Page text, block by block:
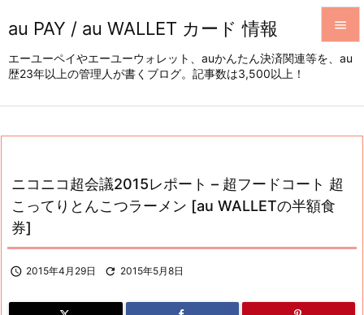
au PAY / au WALLET カード 情報
エーユーペイやエーユーウォレット、auかんたん決済関連等を、au
歴23年以上の管理人が書くブログ。記事数は3,500以上！




ニコニコ超会議2015レポート – 超フードコート 超
こってりとんこつラーメン [au WALLETの半額食
券]
 2015年4月29日  2015年5月8日